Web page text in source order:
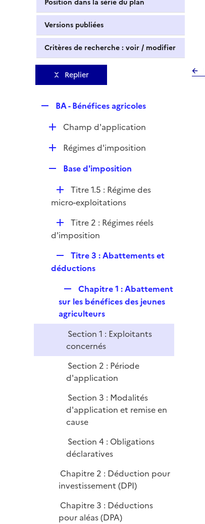
Position dans la série du plan
Versions publiées
Critères de recherche : voir / modifier
Replier
p
l
i
e
BA - Bénéfices agricoles
D
e
r
Champ d'application
D
l
i
e
r
Régimes d'imposition
p
l
i
e
r
Base d'imposition
D
é
i
r
Titre 1.5 : Régime des
micro-exploitations
D
é
i
Titre 2 : Régimes réels
d'imposition
e
l
i
e
r
Titre 3 : Abattements et
déductions
e
p
l
i
e
Chapitre 1 : Abattement
sur les bénéfices des jeunes
agriculteurs
Section 1 : Exploitants
concernés
Section 2 : Période
d'application
Section 3 : Modalités
d'application et remise en
cause
Section 4 : Obligations
déclaratives
Chapitre 2 : Déduction pour
investissement (DPI)
Chapitre 3 : Déductions
pour aléas (DPA)